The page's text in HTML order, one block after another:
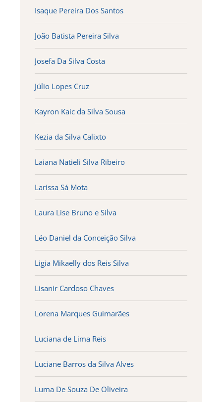
Isaque Pereira Dos Santos
João Batista Pereira Silva
Josefa Da Silva Costa
Júlio Lopes Cruz
Kayron Kaic da Silva Sousa
Kezia da Silva Calixto
Laiana Natieli Silva Ribeiro
Larissa Sá Mota
Laura Lise Bruno e Silva
Léo Daniel da Conceição Silva
Ligia Mikaelly dos Reis Silva
Lisanir Cardoso Chaves
Lorena Marques Guimarães
Luciana de Lima Reis
Luciane Barros da Silva Alves
Luma De Souza De Oliveira